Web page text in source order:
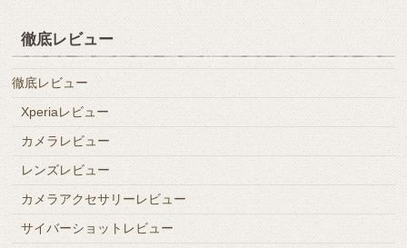
徹底レビュー
徹底レビュー
Xperiaレビュー
カメラレビュー
レンズレビュー
カメラアクセサリーレビュー
サイバーショットレビュー